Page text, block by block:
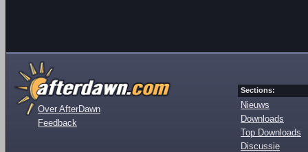
Over AfterDawn
Feedback
Sections:
Nieuws
Downloads
Top Downloads
Discussie